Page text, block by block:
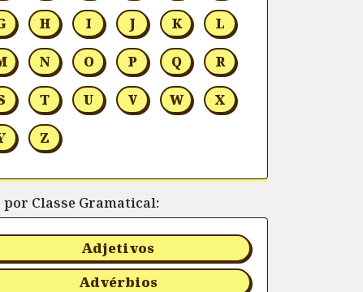
H I J K L
N O P Q R
T U V W X
Z
Classe Gramatical:
Adjetivos
Advérbios